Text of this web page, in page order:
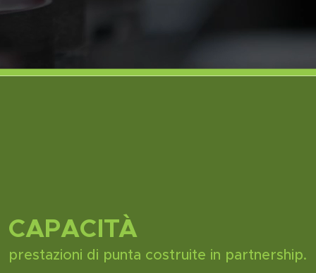
CAPACITÀ
prestazioni di punta costruite in partnership.